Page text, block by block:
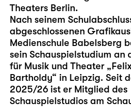
Theaters Berlin.
Nach seinem
abgeschlossenen
Medienschule Babelsberg
sein Schauspielstudium an
für Musik und Theater
Bartholdy“ in Leipzig. Seit
2025/26 ist er Mitglied des
Schauspielstudios am